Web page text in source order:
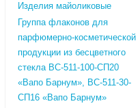
Изделия майоликовые
Группа флаконов для
парфюмерно-косметической
продукции из бесцветного
стекла ВС-511-100-СП20
«Вапо Барнум», ВС-511-30-
СП16 «Вапо Барнум»